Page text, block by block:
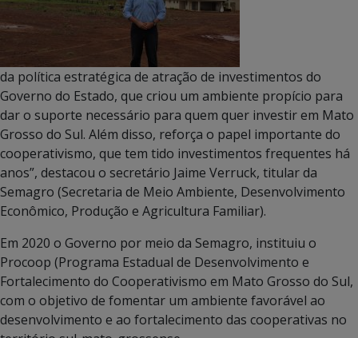
da política estratégica de atração de investimentos do
Governo do Estado, que criou um ambiente propício para
dar o suporte necessário para quem quer investir em Mato
Grosso do Sul. Além disso, reforça o papel importante do
cooperativismo, que tem tido investimentos frequentes há
anos”, destacou o secretário Jaime Verruck, titular da
Semagro (Secretaria de Meio Ambiente, Desenvolvimento
Econômico, Produção e Agricultura Familiar).
Em 2020 o Governo por meio da Semagro, instituiu o
Procoop (Programa Estadual de Desenvolvimento e
Fortalecimento do Cooperativismo em Mato Grosso do Sul,
com o objetivo de fomentar um ambiente favorável ao
desenvolvimento e ao fortalecimento das cooperativas no